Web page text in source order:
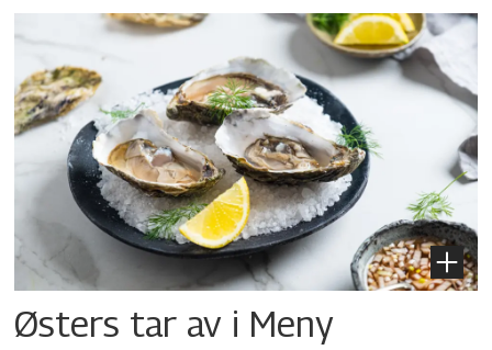
Østers tar av i Meny